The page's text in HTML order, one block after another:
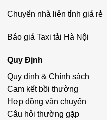
Chuyển nhà liên tỉnh giá rẻ
Báo giá Taxi tải Hà Nội
Quy Định
Quy định & Chính sách
Cam kết bồi thường
Hợp đồng vận chuyển
Câu hỏi thường gặp